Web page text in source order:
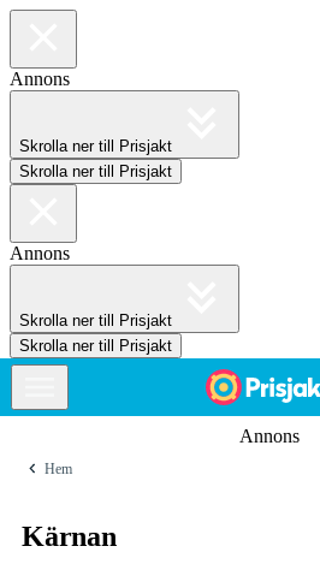
Annons
Skrolla ner till Prisjakt
Skrolla ner till Prisjakt
Annons
Skrolla ner till Prisjakt
Skrolla ner till Prisjakt
Annons
Hem
Kärnan